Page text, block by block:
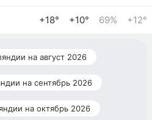
+18° +10° 69% +12°
на август 2026
на сентябрь 2026
на октябрь 2026